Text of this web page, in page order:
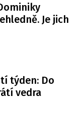
Je jich
týden: Do
vedra